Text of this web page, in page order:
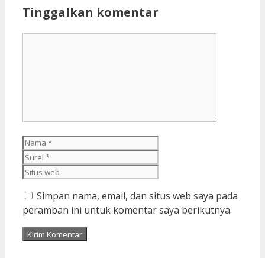
Tinggalkan komentar
Nama
Simpan nama, email, dan situs web saya pada
peramban ini untuk komentar saya berikutnya.